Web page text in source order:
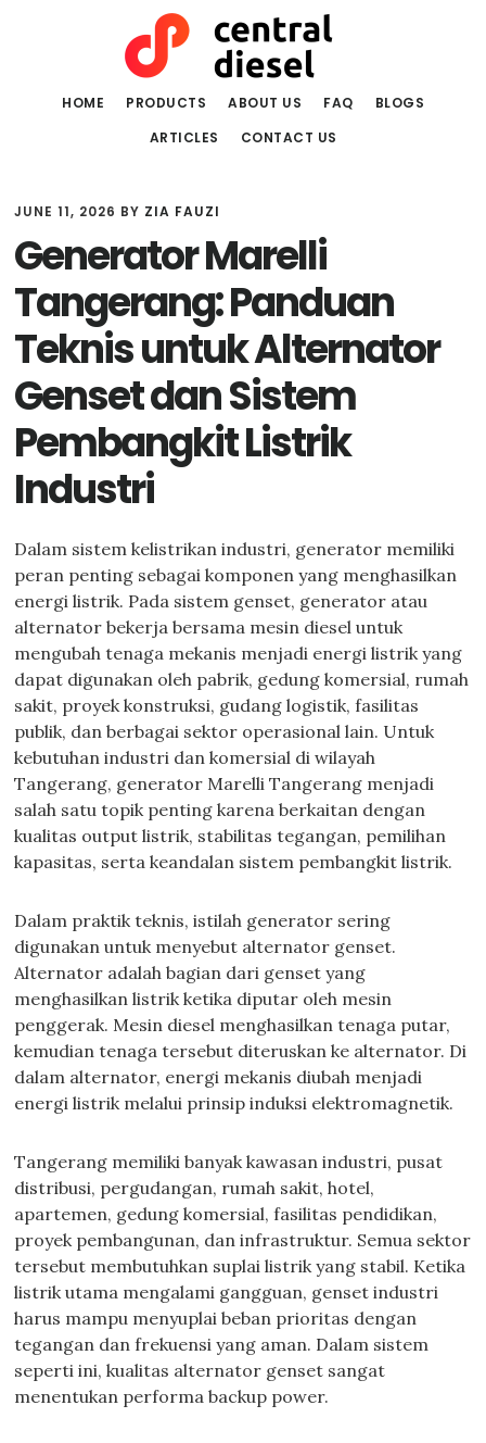
HOME PRODUCTS ABOUT US FAQ
BLOGS
ARTICLES
CONTACT US
JUNE 11, 2026 BY ZIA FAUZI
Generator Marelli
Tangerang: Panduan
Teknis untuk Alternator
Genset dan Sistem
Pembangkit Listrik
Industri
Dalam sistem kelistrikan industri, generator memiliki
peran penting sebagai komponen yang menghasilkan
energi listrik. Pada sistem genset, generator atau
alternator bekerja bersama mesin diesel untuk
mengubah tenaga mekanis menjadi energi listrik yang
dapat digunakan oleh pabrik, gedung komersial, rumah
sakit, proyek konstruksi, gudang logistik, fasilitas
publik, dan berbagai sektor operasional lain. Untuk
kebutuhan industri dan komersial di wilayah
Tangerang, generator Marelli Tangerang menjadi
salah satu topik penting karena berkaitan dengan
kualitas output listrik, stabilitas tegangan, pemilihan
kapasitas, serta keandalan sistem pembangkit listrik.
Dalam praktik teknis, istilah generator sering
digunakan untuk menyebut alternator genset.
Alternator adalah bagian dari genset yang
menghasilkan listrik ketika diputar oleh mesin
penggerak. Mesin diesel menghasilkan tenaga putar,
kemudian tenaga tersebut diteruskan ke alternator. Di
dalam alternator, energi mekanis diubah menjadi
energi listrik melalui prinsip induksi elektromagnetik.
Tangerang memiliki banyak kawasan industri, pusat
distribusi, pergudangan, rumah sakit, hotel,
apartemen, gedung komersial, fasilitas pendidikan,
proyek pembangunan, dan infrastruktur. Semua sektor
tersebut membutuhkan suplai listrik yang stabil. Ketika
listrik utama mengalami gangguan, genset industri
harus mampu menyuplai beban prioritas dengan
tegangan dan frekuensi yang aman. Dalam sistem
seperti ini, kualitas alternator genset sangat
menentukan performa backup power.